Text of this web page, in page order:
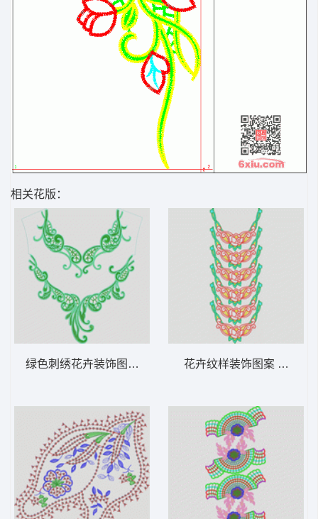
相关花版：
绿色刺绣花卉装饰图案 衣领烫 花卉纹样装饰图案 衣领花